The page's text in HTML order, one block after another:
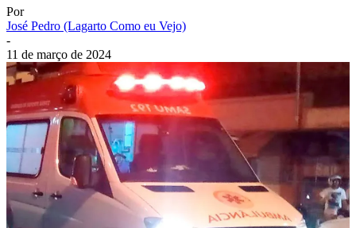
Por
José Pedro (Lagarto Como eu Vejo)
-
11 de março de 2024